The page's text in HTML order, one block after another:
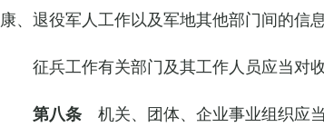
康、退役军人工作以及军地其他部门间的信
征兵工作有关部门及其工作人员应当对
第八条 机关、团体、企业事业组织应